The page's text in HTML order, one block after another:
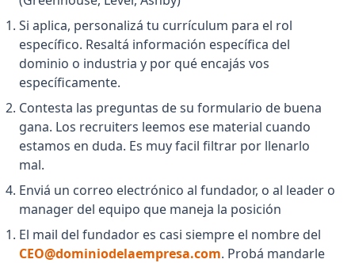
Si aplica, personalizá tu currículum para el rol
específico. Resaltá información específica del
dominio o industria y por qué encajás vos
específicamente.
Contesta las preguntas de su formulario de buena
gana. Los recruiters leemos ese material cuando
estamos en duda. Es muy facil filtrar por llenarlo
mal.
Enviá un correo electrónico al fundador, o al leader o
manager del equipo que maneja la posición
El mail del fundador es casi siempre el nombre del
CEO@dominiodelaempresa.com. Probá mandarle